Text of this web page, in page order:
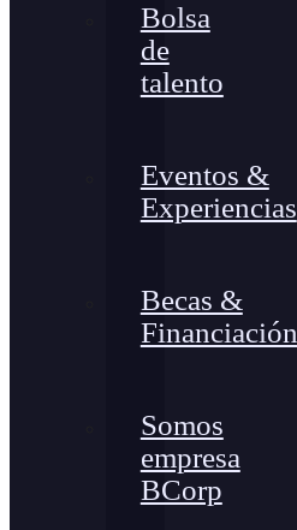
Bolsa
de
talento
Eventos &
Experiencias
Becas &
Financiación
Somos
empresa
BCorp